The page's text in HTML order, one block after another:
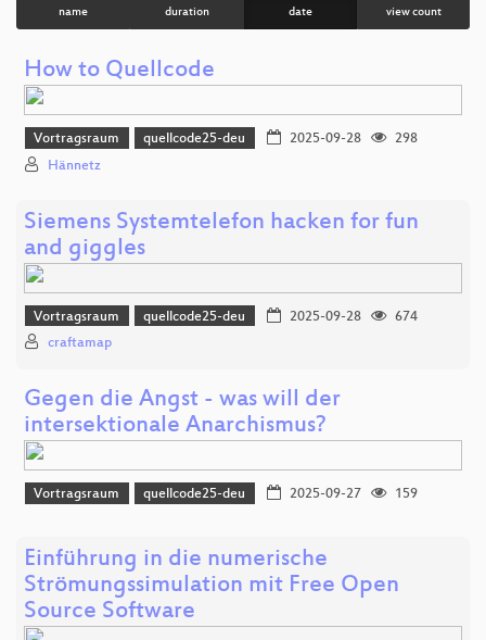
name duration date view count
How to Quellcode
Vortragsraum quellcode25-deu 2025-09-28
298
Hännetz
Siemens Systemtelefon hacken for fun
and giggles
Vortragsraum quellcode25-deu 2025-09-28
674
craftamap
Gegen die Angst - was will der
intersektionale Anarchismus?
Vortragsraum quellcode25-deu 2025-09-27 159
Einführung in die numerische
Strömungssimulation mit Free Open
Source Software